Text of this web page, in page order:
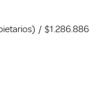
/ $1.286.886